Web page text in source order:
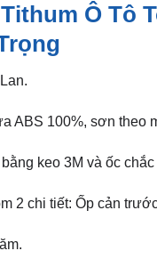
Ô Tô
ABS 100%, sơn theo
keo 3M và ốc chắc
2 chi tiết: Ốp cản